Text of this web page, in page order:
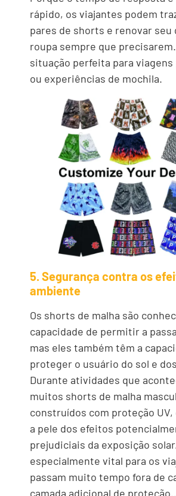
rápido, os viajantes podem
pares de shorts e renovar seu
roupa sempre que
situação perfeita para viagens
ou experiências de mochila.
5. Segurança contra os
ambiente
Os shorts de malha são
capacidade de permitir a
mas eles também têm a
proteger o usuário do sol e
Durante atividades que
muitos shorts de malha
construídos com proteção
a pele dos efeitos
prejudiciais da exposição
especialmente vital para os
passam muito tempo fora de
camada adicional de proteção..